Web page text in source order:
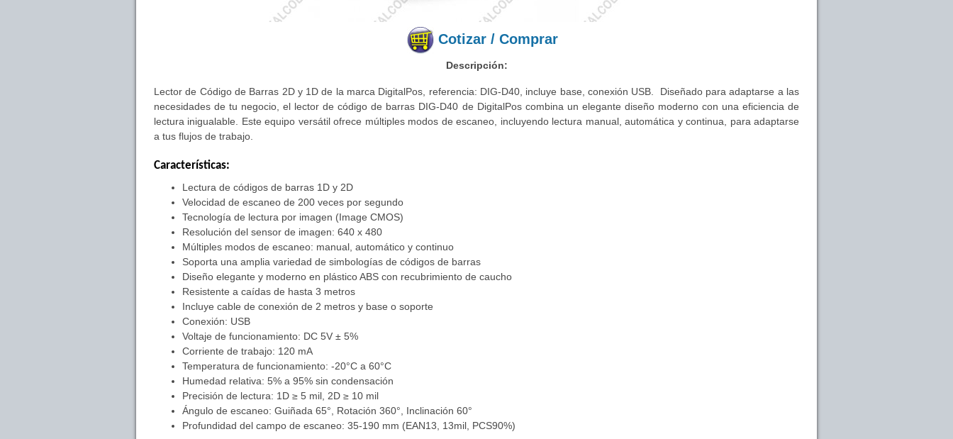
Cotizar / Comprar
Descripción:
Lector de Código de Barras 2D y 1D de la marca DigitalPos, referencia: DIG-D40, incluye base, conexión USB. Diseñado para adaptarse a las
necesidades de tu negocio, el lector de código de barras DIG-D40 de DigitalPos combina un elegante diseño moderno con una eficiencia de
lectura inigualable. Este equipo versátil ofrece múltiples modos de escaneo, incluyendo lectura manual, automática y continua, para adaptarse
a tus flujos de trabajo.
Características:
Lectura de códigos de barras 1D y 2D
Velocidad de escaneo de 200 veces por segundo
Tecnología de lectura por imagen (Image CMOS)
Resolución del sensor de imagen: 640 x 480
Múltiples modos de escaneo: manual, automático y continuo
Soporta una amplia variedad de simbologías de códigos de barras
Diseño elegante y moderno en plástico ABS con recubrimiento de caucho
Resistente a caídas de hasta 3 metros
Incluye cable de conexión de 2 metros y base o soporte
Conexión: USB
Voltaje de funcionamiento: DC 5V ± 5%
Corriente de trabajo: 120 mA
Temperatura de funcionamiento: -20°C a 60°C
Humedad relativa: 5% a 95% sin condensación
Precisión de lectura: 1D ≥ 5 mil, 2D ≥ 10 mil
Ángulo de escaneo: Guiñada 65°, Rotación 360°, Inclinación 60°
Profundidad del campo de escaneo: 35-190 mm (EAN13, 13mil, PCS90%)